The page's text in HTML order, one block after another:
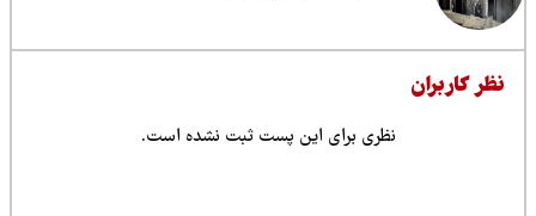
کاربران
نظری برای این پست ثبت نشده است.